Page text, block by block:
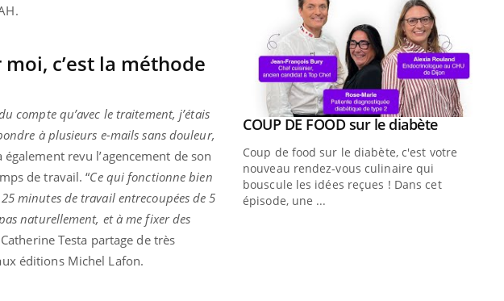
c’est la méthode
compte qu’avec le traitement, j’étais
à plusieurs e-mails sans douleur,
revu l’agencement de son
de travail. “Ce qui fonctionne bien
minutes de travail entrecoupées de 5
naturellement, et à me fixer des
Catherine Testa partage de très
éditions Michel Lafon.
Youtube
Un « jumeau numérique » pour
faciliter l’accès à la médecine
préventiveYoutube
Un établissement lié à un groupe
mutualiste innove en matière de bilan de
santé : l'utilisation d'un « jumeau
numérique » permet ...
Youtube
COUP DE FOOD sur le diabèteYoutube
Coup de food sur le diabète, c'est votre
nouveau rendez-vous culinaire qui
bouscule les idées reçues ! Dans cet
épisode, une ...